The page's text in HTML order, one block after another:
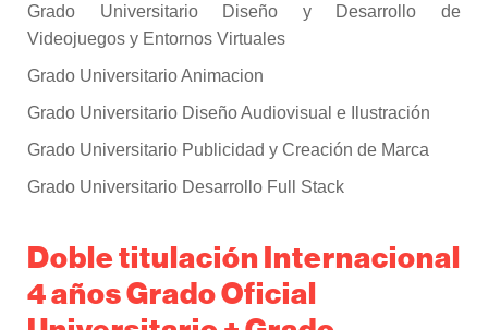
Grado Universitario Diseño y Desarrollo de
Videojuegos y Entornos Virtuales
Grado Universitario Animacion
Grado Universitario Diseño Audiovisual e Ilustración
Grado Universitario Publicidad y Creación de Marca
Grado Universitario Desarrollo Full Stack
Doble titulación Internacional
4 años Grado Oficial